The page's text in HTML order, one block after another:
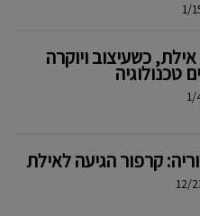
1/
כשעיצוב ויוקרה
טכנולוגיה
קרפור הגיעה לאילת
12/